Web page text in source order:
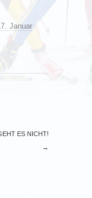
Januar
ES NICHT!
→